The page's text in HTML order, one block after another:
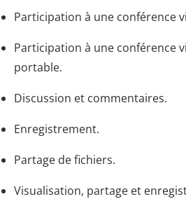
Participation à une conférence
Participation à une conférence
portable.
Discussion et commentaires.
Enregistrement.
Partage de fichiers.
Visualisation, partage et